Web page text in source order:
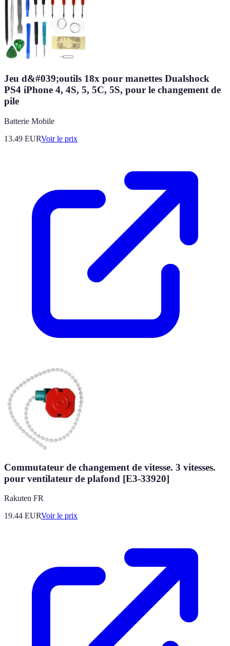
Jeu d&#039;outils 18x pour manettes Dualshock
PS4 iPhone 4, 4S, 5, 5C, 5S, pour le changement de
pile
Batterie Mobile
13.49 EURVoir le prix
Commutateur de changement de vitesse. 3 vitesses.
pour ventilateur de plafond [E3-33920]
Rakuten FR
19.44 EURVoir le prix